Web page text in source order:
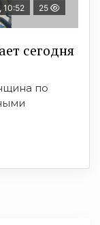
10:52 25
сегодня
по